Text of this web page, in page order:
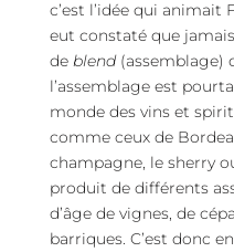
c’est l’idée qui animait
eut constaté que
de blend (assemblage)
l’assemblage est
monde des vins et
comme ceux de
champagne, le sherry
produit de différents
d’âge de vignes, de
barriques. C’est donc